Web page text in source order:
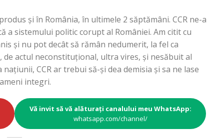
și în România, în ultimele 2 săptămâni. CCR ne-a
a sistemului politic corupt al României. Am citit cu
și nu pot decât să rămân nedumerit, la fel ca
actul neconstituțional, ultra vires, și nesăbuit al
CCR ar trebui să-și dea demisia și sa ne lase
integri.
Vă invit să vă alăturați canalului meu WhatsApp:
whatsapp.com/channel/